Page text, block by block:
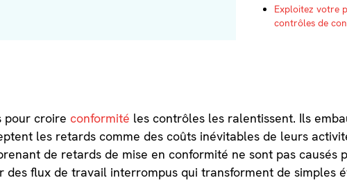
Exploitez votre
contrôles de
pour croire conformité les contrôles les ralentissent. Ils
les retards comme des coûts inévitables de leurs
de retards de mise en conformité ne sont pas causés
des flux de travail interrompus qui transforment de simples